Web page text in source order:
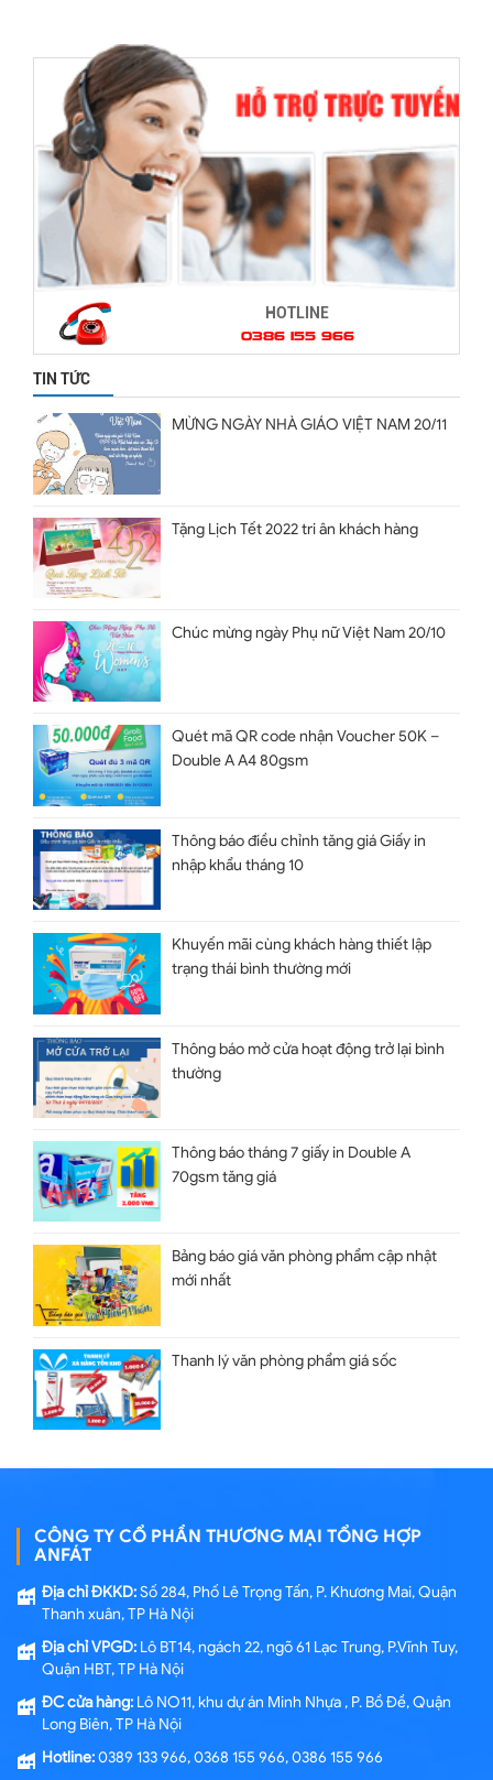
HOTLINE
0386 155 966
TIN TỨC
MỪNG NGÀY NHÀ GIÁO VIỆT NAM 20/11
Tặng Lịch Tết 2022 tri ân khách hàng
Chúc mừng ngày Phụ nữ Việt Nam 20/10
Quét mã QR code nhận Voucher 50K –
Double A A4 80gsm
Thông báo điều chỉnh tăng giá Giấy in
nhập khẩu tháng 10
Khuyến mãi cùng khách hàng thiết lập
trạng thái bình thường mới
Thông báo mở cửa hoạt động trở lại bình
thường
Thông báo tháng 7 giấy in Double A
70gsm tăng giá
Bảng báo giá văn phòng phẩm cập nhật
mới nhất
Thanh lý văn phòng phẩm giá sốc
CHÚC QUÝ KHÁCH HÀNG MỘT NĂM MỚI
VUI VẺ HẠNH PHÚC.
CÔNG TY CỔ PHẦN THƯƠNG MẠI TỔNG HỢP
ANFÁT
Địa chỉ ĐKKD:Số 284, Phố Lê Trọng Tấn, P. Khương Mai, Quận
Thanh xuân, TP Hà Nội
Địa chỉ VPGD: Lô BT14, ngách 22, ngõ 61 Lạc Trung, P.Vĩnh Tuy,
Quận HBT, TP Hà Nội
ĐC cửa hàng: Lô NO11, khu dự án Minh Nhựa , P. Bồ Đề, Quận
Long Biên, TP Hà Nội
Hotline:0389 133 966, 0368 155 966, 0386 155 966